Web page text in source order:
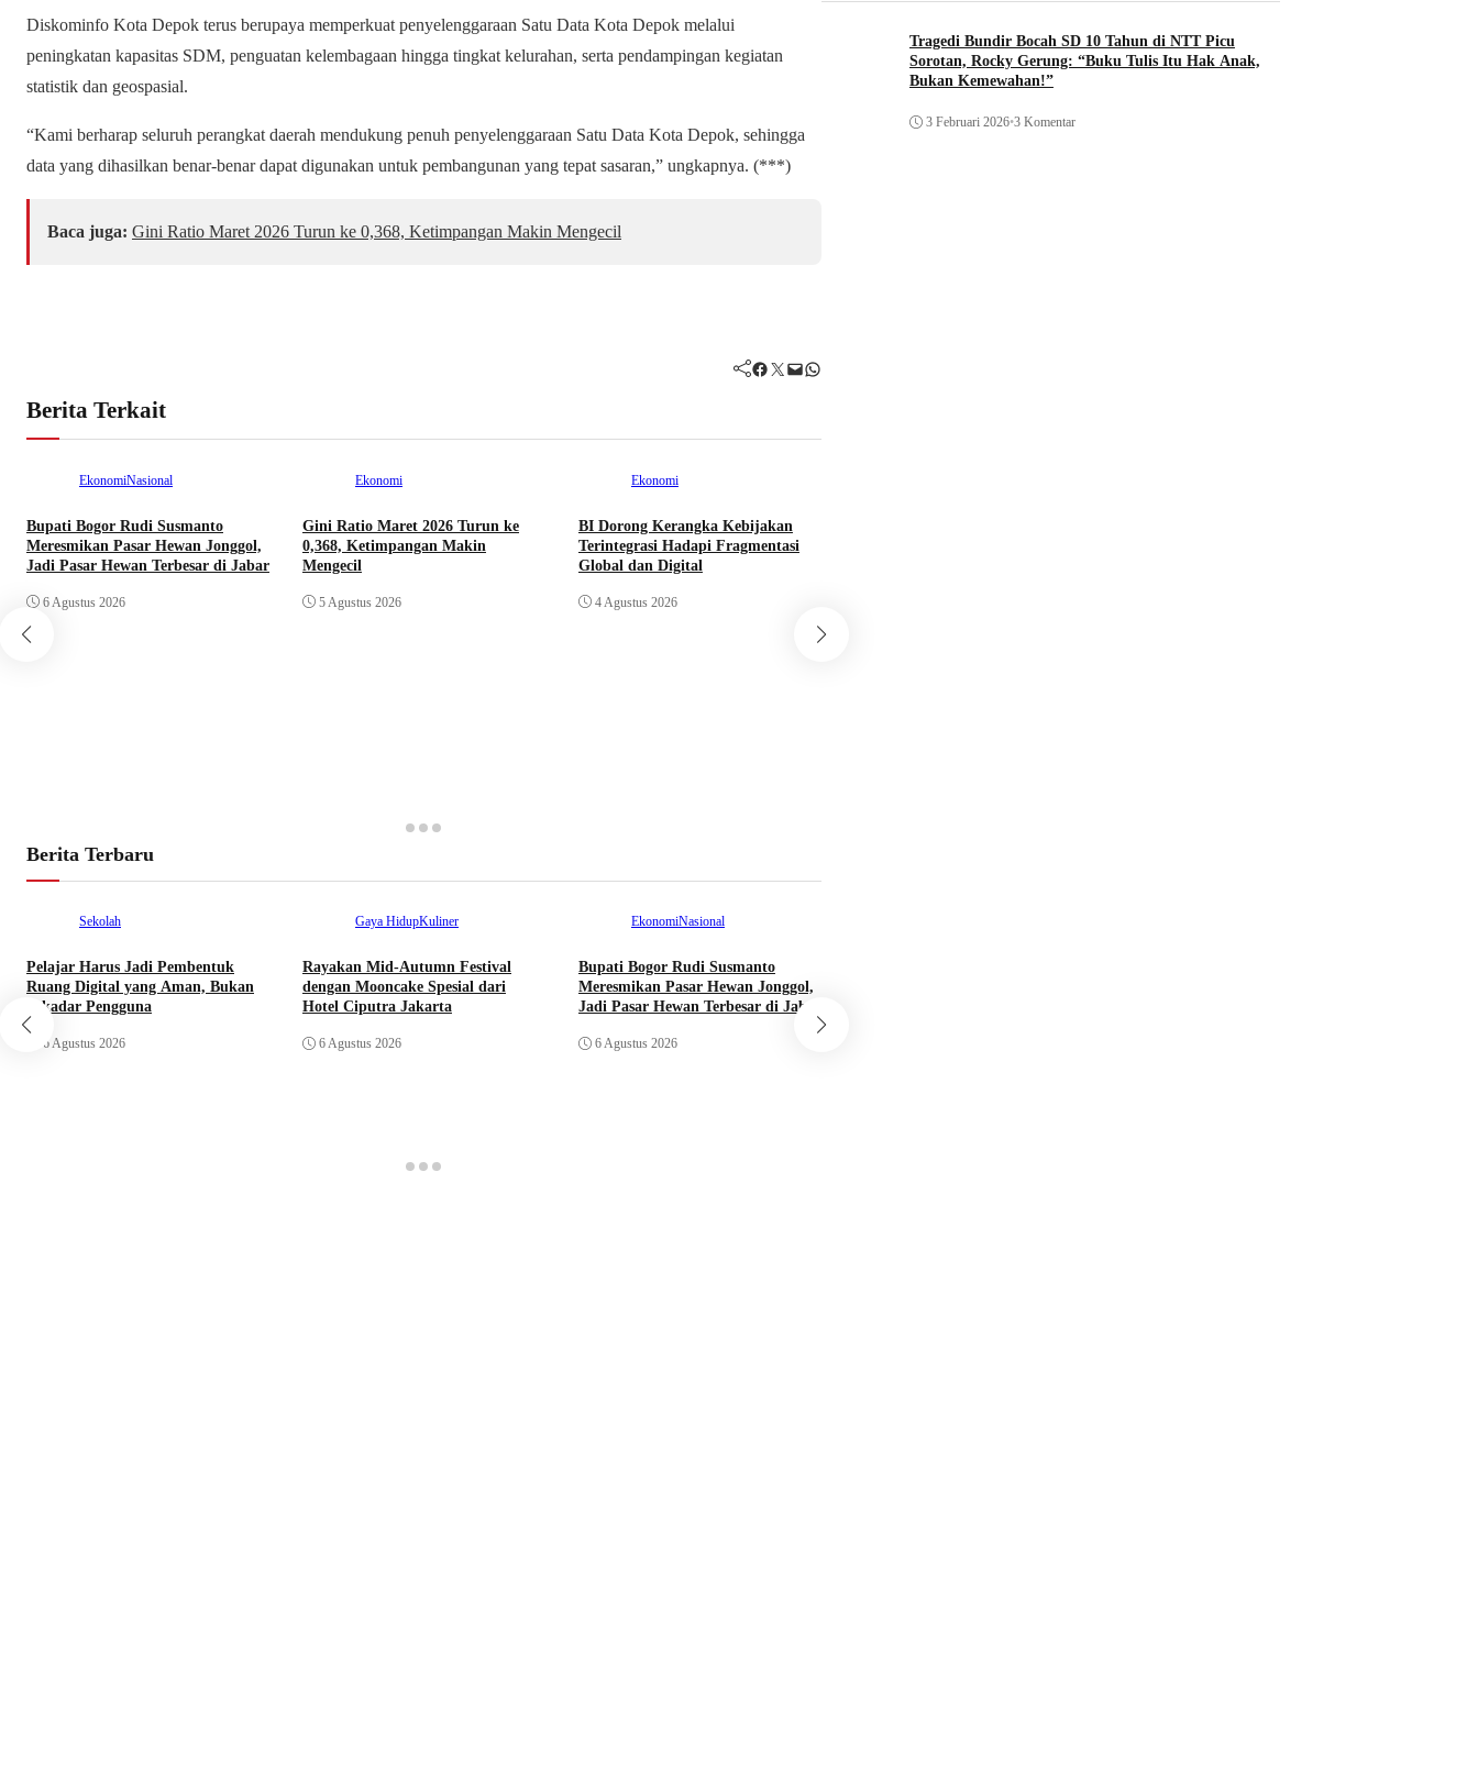
Diskominfo Kota Depok terus berupaya memperkuat penyelenggaraan Satu Data Kota Depok melalui
peningkatan kapasitas SDM, penguatan kelembagaan hingga tingkat kelurahan, serta pendampingan kegiatan
statistik dan geospasial.
“Kami berharap seluruh perangkat daerah mendukung penuh penyelenggaraan Satu Data Kota Depok, sehingga
data yang dihasilkan benar-benar dapat digunakan untuk pembangunan yang tepat sasaran,” ungkapnya. (***)
Baca juga: Gini Ratio Maret 2026 Turun ke 0,368, Ketimpangan Makin Mengecil
Facebook Twitter Mail WhatsApp
Berita Terkait
EkonomiNasional
Bupati Bogor Rudi Susmanto
Meresmikan Pasar Hewan Jonggol,
Jadi Pasar Hewan Terbesar di Jabar
6 Agustus 2026
Ekonomi
Gini Ratio Maret 2026 Turun ke
0,368, Ketimpangan Makin
Mengecil
5 Agustus 2026
Ekonomi
BI Dorong Kerangka Kebijakan
Terintegrasi Hadapi Fragmentasi
Global dan Digital
4 Agustus 2026
Berita Terbaru
Sekolah
Pelajar Harus Jadi Pembentuk
Ruang Digital yang Aman, Bukan
Sekadar Pengguna
6 Agustus 2026
Gaya HidupKuliner
Rayakan Mid-Autumn Festival
dengan Mooncake Spesial dari
Hotel Ciputra Jakarta
6 Agustus 2026
EkonomiNasional
Bupati Bogor Rudi Susmanto
Meresmikan Pasar Hewan Jonggol,
Jadi Pasar Hewan Terbesar di Jabar
6 Agustus 2026
Tragedi Bundir Bocah SD 10 Tahun di NTT Picu
Sorotan, Rocky Gerung: “Buku Tulis Itu Hak Anak,
Bukan Kemewahan!”
3 Februari 2026•3 Komentar